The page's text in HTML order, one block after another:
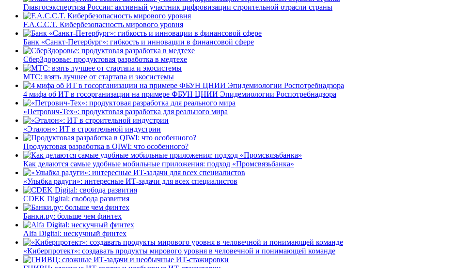
Главгосэкспертиза России: активный участник цифровизации строительной отрасли страны
F.A.C.C.T. Кибербезопасность мирового уровня
Банк «Санкт-Петербург»: гибкость и инновации в финансовой сфере
СберЗдоровье: продуктовая разработка в медтехе
МТС: взять лучшее от стартапа и экосистемы
4 мифа об ИТ в госорганизации на примере ФБУН ЦНИИ Эпидемиологии Роспотребнадзора
«Петрович-Тех»: продуктовая разработка для реального мира
«Эталон»: ИТ в строительной индустрии
Продуктовая разработка в QIWI: что особенного?
Как делаются самые удобные мобильные приложения: подход «Промсвязьбанка»
«Улыбка радуги»: интересные ИТ-задачи для всех специалистов
CDEK Digital: свобода развития
Банки.ру: больше чем финтех
Alfa Digital: нескучный финтех
«Киберпротект»: создавать продукты мирового уровня в человечной и понимающей команде